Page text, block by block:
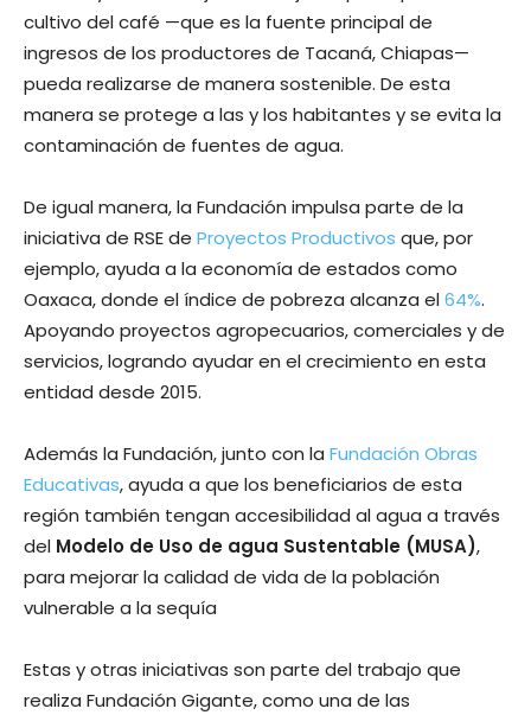
cultivo del café —que es la fuente principal de
ingresos de los productores de Tacaná, Chiapas—
pueda realizarse de manera sostenible. De esta
manera se protege a las y los habitantes y se evita la
contaminación de fuentes de agua.
De igual manera, la Fundación impulsa parte de la
iniciativa de RSE de Proyectos Productivos que, por
ejemplo, ayuda a la economía de estados como
Oaxaca, donde el índice de pobreza alcanza el64%.
Apoyando proyectos agropecuarios, comerciales y de
servicios, logrando ayudar en el crecimiento en esta
entidad desde 2015.
Además la Fundación, junto con la Fundación Obras
Educativas, ayuda a que los beneficiarios de esta
región también tengan accesibilidad al agua a través
del Modelo de Uso de agua Sustentable (MUSA),
para mejorar la calidad de vida de la población
vulnerable a la sequía
Estas y otras iniciativas son parte del trabajo que
realiza Fundación Gigante, como una de las